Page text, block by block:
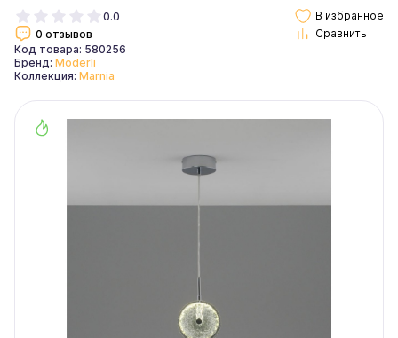
0.0
0 отзывов
Код товара: 580256
Бренд: Moderli
Коллекция: Marnia